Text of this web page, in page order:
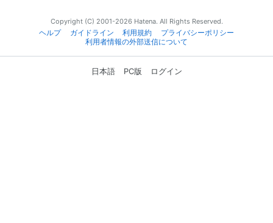
Copyright (C) 2001-2026 Hatena. All Rights Reserved.
ヘルプ
ガイドライン 利用規約
プライバシーポリシー
利用者情報の外部送信について
日本語 PC版 ログイン